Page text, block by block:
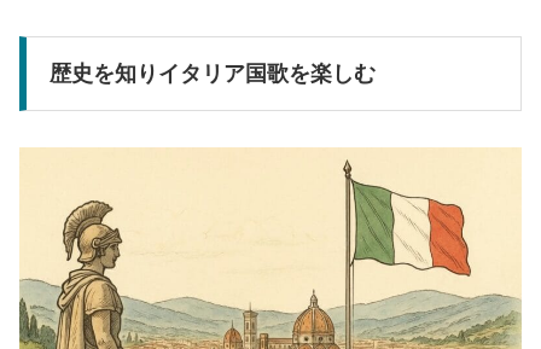
歴史を知りイタリア国歌を楽しむ